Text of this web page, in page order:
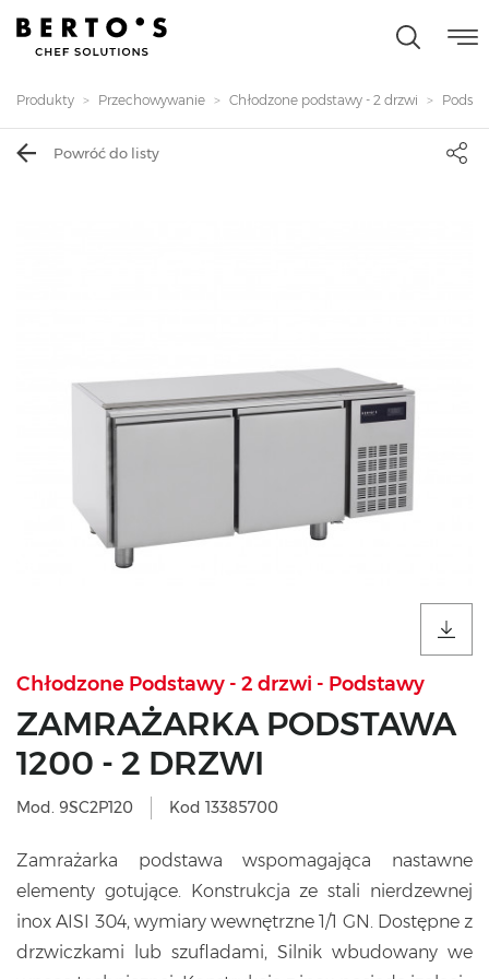
Produkty Przechowywanie Chłodzone podstawy - 2 drzwi
Powróć do listy
Chłodzone Podstawy - 2 drzwi - Podstawy
ZAMRAŻARKA PODSTAWA
1200 - 2 DRZWI
Mod. 9SC2P120 Kod 13385700
Zamrażarka podstawa wspomagająca nastawne
elementy gotujące. Konstrukcja ze stali nierdzewnej
inox AISI 304, wymiary wewnętrzne 1/1 GN. Dostępne z
drzwiczkami lub szufladami, Silnik wbudowany we